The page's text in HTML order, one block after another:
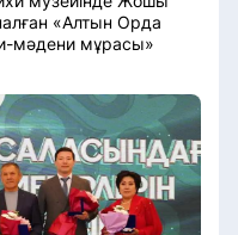
«Алтын Орда
мәдени мұрасы»